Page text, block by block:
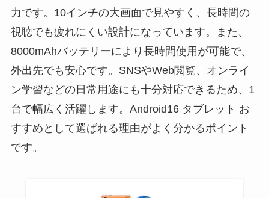
力です。10インチの大画面で見やすく、長時間の
視聴でも疲れにくい設計になっています。また、
8000mAhバッテリーにより長時間使用が可能で、
外出先でも安心です。SNSやWeb閲覧、オンライ
ン学習などの日常用途にも十分対応できるため、1
台で幅広く活躍します。Android16 タブレット お
すすめとして選ばれる理由がよく分かるポイント
です。